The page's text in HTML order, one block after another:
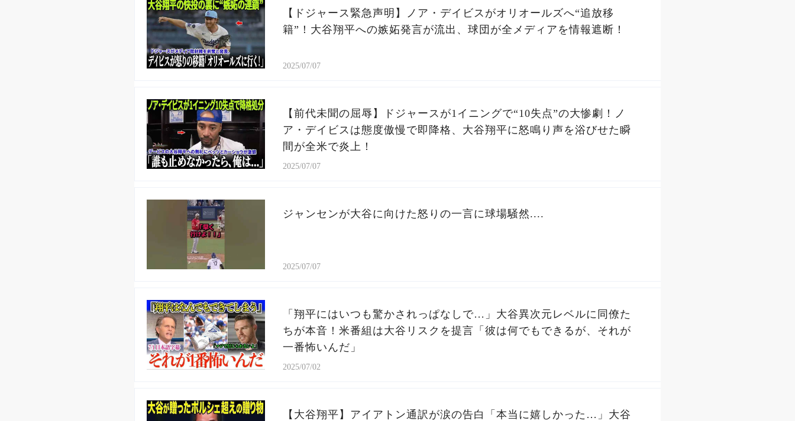
【ドジャース緊急声明】ノア・デイビスがオリオールズへ“追放移
籍”！大谷翔平への嫉妬発言が流出、球団が全メディアを情報遮断！
2025/07/07
【前代未聞の屈辱】ドジャースが1イニングで“10失点”の大惨劇！ノ
ア・デイビスは態度傲慢で即降格、大谷翔平に怒鳴り声を浴びせた瞬
間が全米で炎上！
2025/07/07
ジャンセンが大谷に向けた怒りの一言に球場騒然....
2025/07/07
「翔平にはいつも驚かされっぱなしで…」大谷異次元レベルに同僚た
ちが本音！米番組は大谷リスクを提言「彼は何でもできるが、それが
一番怖いんだ」
2025/07/02
【大谷翔平】アイアトン通訳が涙の告白「本当に嬉しかった…」大谷